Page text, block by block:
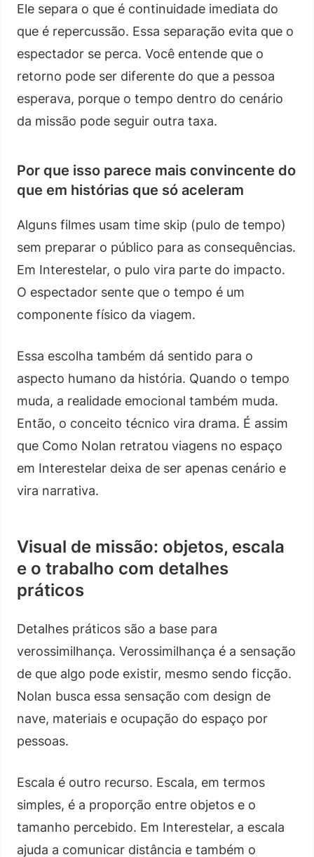
Ele separa o que é continuidade imediata do
que é repercussão. Essa separação evita que o
espectador se perca. Você entende que o
retorno pode ser diferente do que a pessoa
esperava, porque o tempo dentro do cenário
da missão pode seguir outra taxa.
Por que isso parece mais convincente do
que em histórias que só aceleram
Alguns filmes usam time skip (pulo de tempo)
sem preparar o público para as consequências.
Em Interestelar, o pulo vira parte do impacto.
O espectador sente que o tempo é um
componente físico da viagem.
Essa escolha também dá sentido para o
aspecto humano da história. Quando o tempo
muda, a realidade emocional também muda.
Então, o conceito técnico vira drama. É assim
que Como Nolan retratou viagens no espaço
em Interestelar deixa de ser apenas cenário e
vira narrativa.
Visual de missão: objetos, escala
e o trabalho com detalhes
práticos
Detalhes práticos são a base para
verossimilhança. Verossimilhança é a sensação
de que algo pode existir, mesmo sendo ficção.
Nolan busca essa sensação com design de
nave, materiais e ocupação do espaço por
pessoas.
Escala é outro recurso. Escala, em termos
simples, é a proporção entre objetos e o
tamanho percebido. Em Interestelar, a escala
ajuda a comunicar distância e também o